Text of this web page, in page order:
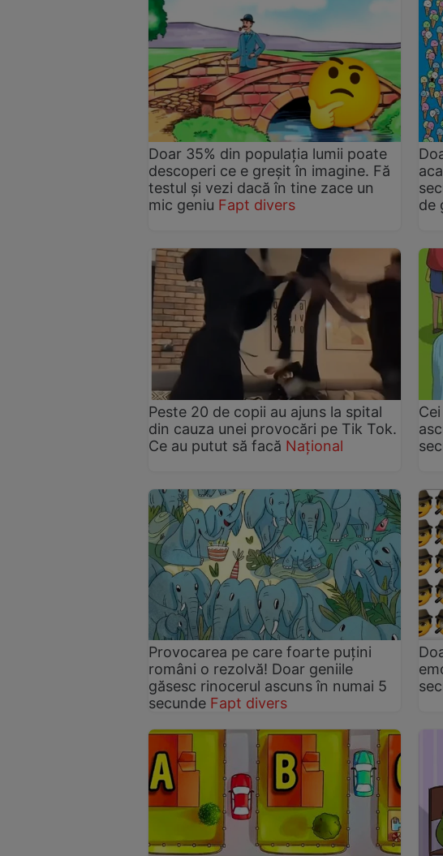
Doar 35% din populația lumii poate
descoperi ce e greșit în imagine. Fă
testul și vezi dacă în tine zace un
mic geniu Fapt divers
de
Peste 20 de copii au ajuns la spital
din cauza unei provocări pe Tik Tok.
Ce au putut să facă Național
Provocarea pe care foarte puțini
români o rezolvă! Doar geniile
găsesc rinocerul ascuns în numai 5
secunde Fapt divers